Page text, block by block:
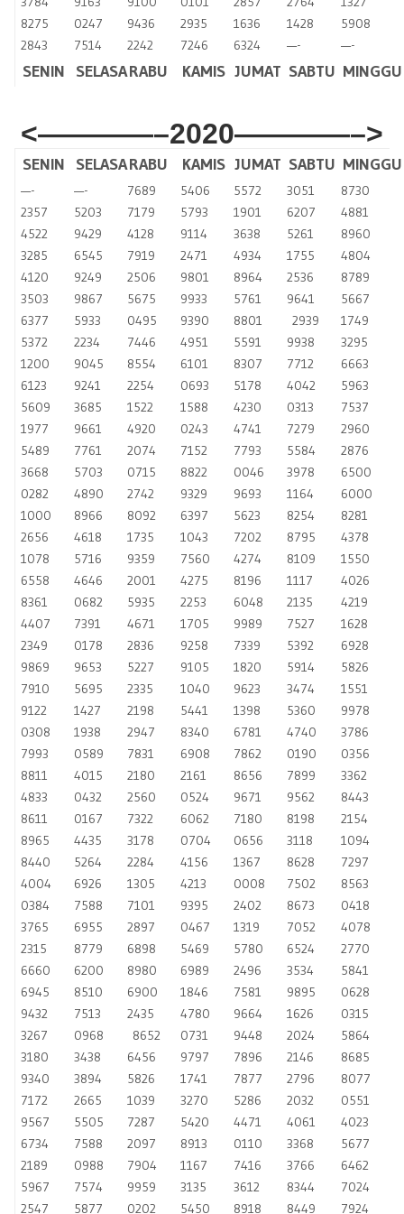
8275
0247 9436 2935 1636 1428
5908
2843
7514 2242 7246 6324 —- —-
SENIN SELASARABU KAMIS JUMAT SABTU MINGGU
<————–2020————–>
SENIN SELASARABU KAMIS JUMAT SABTU MINGGU
—- —- 7689 5406 5572 3051
8730
2357
5203 7179 5793 1901 6207
4881
4522
9429 4128 9114 3638 5261
8960
3285
6545 7919 2471 4934 1755
4804
4120
9249 2506 9801 8964 2536
8789
3503
9867 5675 9933 5761 9641
5667
6377
5933 0495 9390 8801 2939
1749
5372
2234 7446 4951 5591 9938
3295
1200
9045 8554 6101 8307 7712
6663
6123
9241 2254 0693 5178 4042
5963
5609
3685 1522 1588 4230 0313
7537
1977
9661 4920 0243 4741 7279
2960
5489
7761 2074 7152 7793 5584
2876
3668
5703 0715 8822 0046 3978
6500
0282
4890 2742 9329 9693 1164
6000
1000
8966 8092 6397 5623 8254
8281
2656
4618 1735 1043 7202 8795
4378
1078
5716 9359 7560 4274 8109
1550
6558
4646 2001 4275 8196 1117
4026
8361
0682 5935 2253 6048 2135
4219
4407
7391 4671 1705 9989 7527
1628
2349
0178 2836 9258 7339 5392
6928
9869
9653 5227 9105 1820 5914
5826
7910
5695 2335 1040 9623 3474
1551
9122
1427 2198 5441 1398 5360
9978
0308
1938 2947 8340 6781 4740
3786
7993
0589 7831 6908 7862 0190
0356
8811
4015 2180 2161 8656 7899
3362
4833
0432 2560 0524 9671 9562
8443
8611
0167 7322 6062 7180 8198
2154
8965
4435 3178 0704 0656 3118
1094
8440
5264 2284 4156 1367 8628
7297
4004
6926 1305 4213 0008 7502
8563
0384
7588 7101 9395 2402 8673
0418
3765
6955 2897 0467 1319 7052
4078
2315
8779 6898 5469 5780 6524
2770
6660
6200 8980 6989 2496 3534
5841
6945
8510 6900 1846 7581 9895
0628
9432
7513 2435 4780 9664 1626
0315
3267
0968 8652 0731 9448 2024
5864
3180
3438 6456 9797 7896 2146
8685
9340
3894 5826 1741 7877 2796
8077
7172
2665 1039 3270 5286 2032
0551
9567
5505 7287 5420 4471 4061
4023
6734
7588 2097 8913 0110 3368
5677
2189
0988 7904 1167 7416 3766
6462
5967
7574 9959 3135 3612 8344
7024
2547
5877 0202 5450 8918 8449 7924